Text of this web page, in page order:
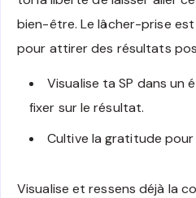
bien-être. Le lâcher-prise
pour attirer des résultats
Visualise ta SP dans un
fixer sur le résultat.
Cultive la gratitude
Visualise et ressens déjà la